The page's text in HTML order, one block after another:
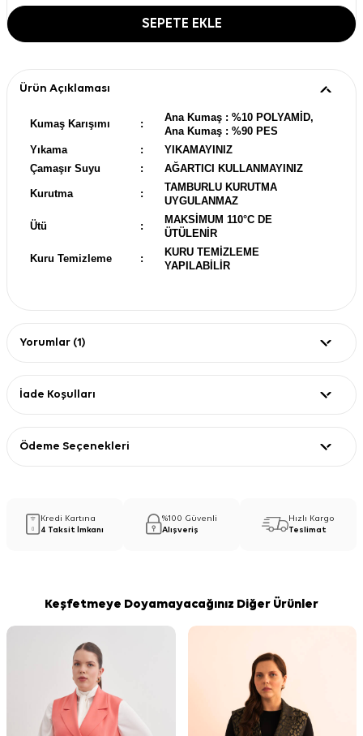
SEPETE EKLE
Ürün Açıklaması
Kumaş Karışımı :
Ana Kumaş : %10 POLYAMİD,
Ana Kumaş : %90 PES
Yıkama
:
YIKAMAYINIZ
Çamaşır Suyu
: AĞARTICI KULLANMAYINIZ
Kurutma :
TAMBURLU KURUTMA
UYGULANMAZ
Ütü :
MAKSİMUM 110°C DE
ÜTÜLENİR
Kuru Temizleme :
KURU TEMİZLEME
YAPILABİLİR
Yorumlar (1)
İade Koşulları
Ödeme Seçenekleri
Kredi Kartına
4 Taksit İmkanı
%100 Güvenli
Alışveriş
Hızlı Kargo
Teslimat
Keşfetmeye Doyamayacağınız Diğer Ürünler